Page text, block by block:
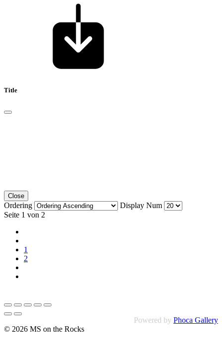
Title
Close
Ordering
Display Num
Seite 1 von 2
1
2
Powered by Phoca Gallery
© 2026 MS on the Rocks